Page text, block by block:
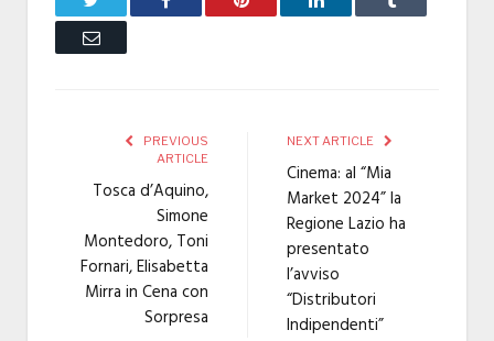
Email
PREVIOUS
ARTICLE
Tosca d’Aquino,
Simone
Montedoro, Toni
Fornari, Elisabetta
Mirra in Cena con
Sorpresa
NEXT ARTICLE
Cinema: al “Mia
Market 2024” la
Regione Lazio ha
presentato
l’avviso
“Distributori
Indipendenti”